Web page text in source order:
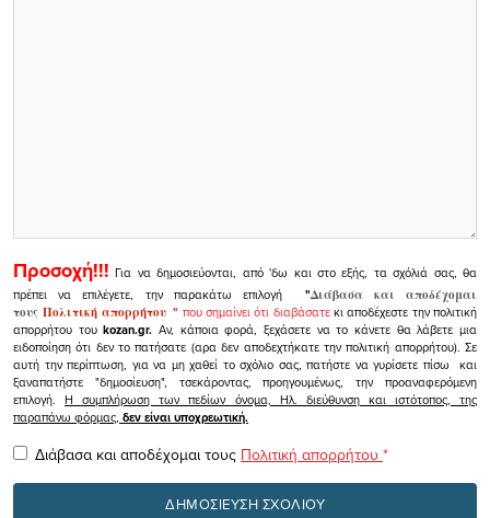
Προσοχή!!! Για να δημοσιεύονται, από 'δω και στο εξής, τα σχόλιά σας, θα
πρέπει να επιλέγετε, την παρακάτω επιλογή
"Διάβασα και αποδέχομαι
τουςΠολιτική απορρήτου" που σημαίνει ότι διαβάσατεκι αποδέχεστε την πολιτική
απορρήτου τουkozan.gr. Αν, κάποια φορά, ξεχάσετε να το κάνετε θα λάβετε μια
ειδοποίηση ότι δεν το πατήσατε (αρα δεν αποδεχτήκατε την πολιτική απορρήτου). Σε
αυτή την περίπτωση, για να μη χαθεί το σχόλιο σας, πατήστε να γυρίσετε πίσω και
ξαναπατήστε "δημοσίευση", τσεκάροντας, προηγουμένως, την προαναφερόμενη
επιλογή.Η συμπλήρωση των πεδίων όνομα, Ηλ. διεύθυνση και ιστότοπος, της
παραπάνω φόρμας, δεν είναι υποχρεωτική.
Διάβασα και αποδέχομαι τους Πολιτική απορρήτου *